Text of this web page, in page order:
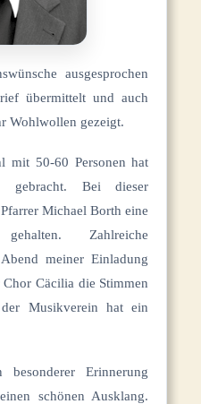
ausgesprochen
übermittelt und auch
Wohlwollen gezeigt.
mit 50-60 Personen hat
gebracht. Bei dieser
Michael Borth eine
Zahlreiche
meiner Einladung
Cäcilia die Stimmen
Musikverein hat ein
Erinnerung
schönen Ausklang.